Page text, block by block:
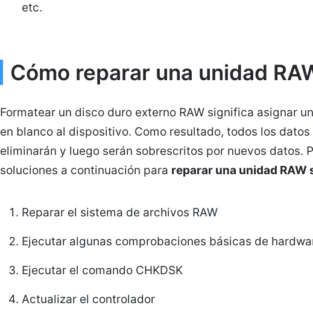
etc.
Cómo reparar una unidad
Formatear un disco duro externo RAW significa asignar
en blanco al dispositivo. Como resultado, todos los
eliminarán y luego serán sobrescritos por nuevos datos.
soluciones a continuación para reparar una unidad RAW
Reparar el sistema de archivos RAW
Ejecutar algunas comprobaciones básicas de
Ejecutar el comando CHKDSK
Actualizar el controlador